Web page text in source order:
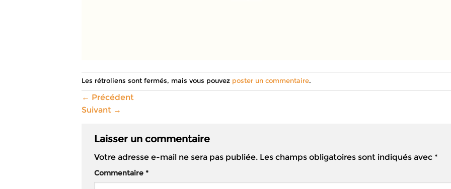
Les rétroliens sont fermés, mais vous pouvez poster un commentaire.
← Précédent
Suivant →
Laisser un commentaire
Votre adresse e-mail ne sera pas publiée. Les champs obligatoires sont indiqués avec *
Commentaire *